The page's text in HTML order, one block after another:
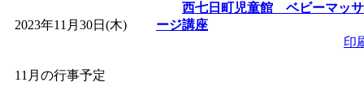
2023年11月30日(木)
西七日町児童館 ベビーマッサ
ージ講座
印
11月の行事予定